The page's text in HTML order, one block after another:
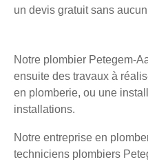
un devis gratuit sans
Notre plombier Petegem-
ensuite des travaux à
en plomberie, ou une
installations.
Notre entreprise en
techniciens plombiers